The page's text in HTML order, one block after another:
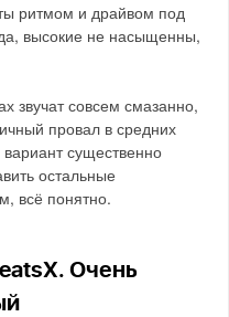
ритмом и драйвом под
высокие не насыщенны,
звучат совсем смазанно,
провал в средних
существенно
остальные
всё понятно.
Очень